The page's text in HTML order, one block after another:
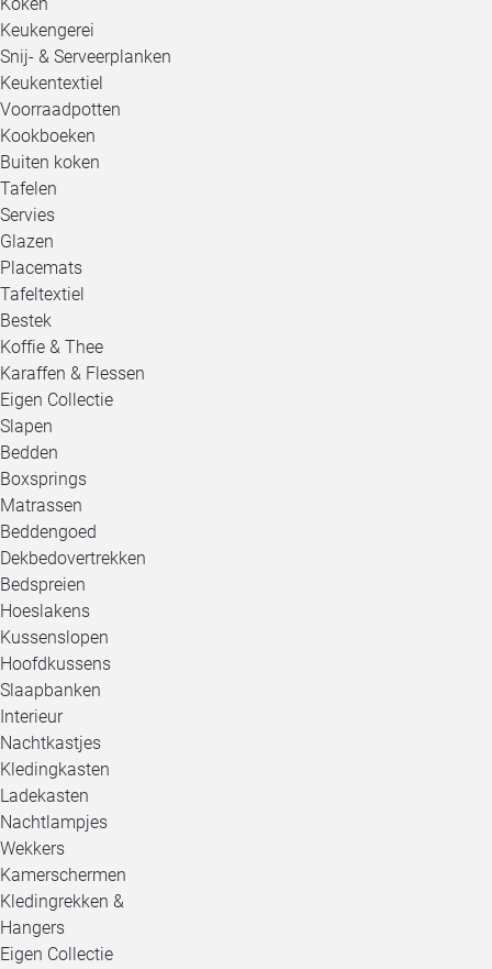
Keukengerei
Snij- & Serveerplanken
Keukentextiel
Voorraadpotten
Kookboeken
Buiten koken
Tafelen
Servies
Glazen
Placemats
Tafeltextiel
Bestek
Koffie & Thee
Karaffen & Flessen
Eigen Collectie
Slapen
Bedden
Boxsprings
Matrassen
Beddengoed
Dekbedovertrekken
Bedspreien
Hoeslakens
Kussenslopen
Hoofdkussens
Slaapbanken
Interieur
Nachtkastjes
Kledingkasten
Ladekasten
Nachtlampjes
Wekkers
Kamerschermen
Kledingrekken &
Hangers
Eigen Collectie